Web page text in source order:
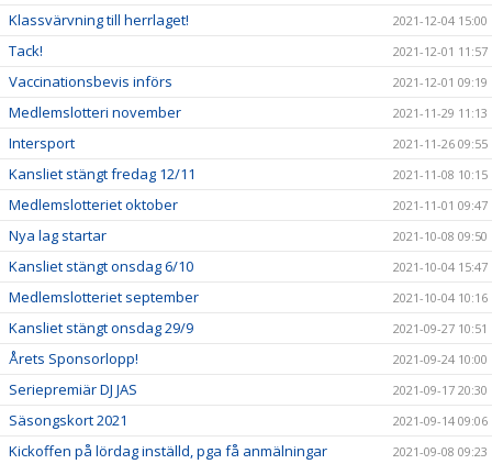
Klassvärvning till herrlaget! 2021-12-04 15:00
Tack! 2021-12-01 11:57
Vaccinationsbevis införs 2021-12-01 09:19
Medlemslotteri november 2021-11-29 11:13
Intersport 2021-11-26 09:55
Kansliet stängt fredag 12/11 2021-11-08 10:15
Medlemslotteriet oktober 2021-11-01 09:47
Nya lag startar 2021-10-08 09:50
Kansliet stängt onsdag 6/10 2021-10-04 15:47
Medlemslotteriet september 2021-10-04 10:16
Kansliet stängt onsdag 29/9 2021-09-27 10:51
Årets Sponsorlopp! 2021-09-24 10:00
Seriepremiär DJ JAS 2021-09-17 20:30
Säsongskort 2021 2021-09-14 09:06
Kickoffen på lördag inställd, pga få anmälningar 2021-09-08 09:23